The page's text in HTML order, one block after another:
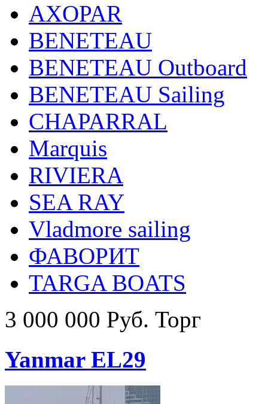
AXOPAR
BENETEAU
BENETEAU Outboard
BENETEAU Sailing
CHAPARRAL
Marquis
RIVIERA
SEA RAY
Vladmore sailing
ФАВОРИТ
TARGA BOATS
3 000 000 Руб. Торг
Yanmar EL29